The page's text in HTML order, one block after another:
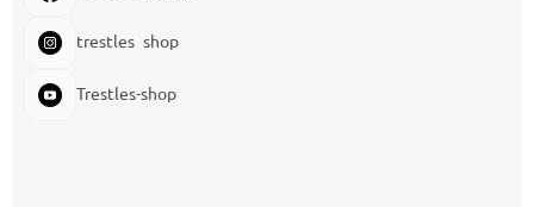
trestles_shop
Trestles-shop